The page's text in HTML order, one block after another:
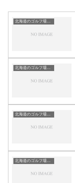
北海道のゴルフ場一覧｜距離が長い・広いゴルフ場ランキング
北海道のゴルフ場一覧｜距離が長い・広いゴルフ場ランキング
北海道のゴルフ場一覧｜距離が長い・広いゴルフ場ランキング
北海道のゴルフ場一覧｜距離が長い・広いゴルフ場ランキング